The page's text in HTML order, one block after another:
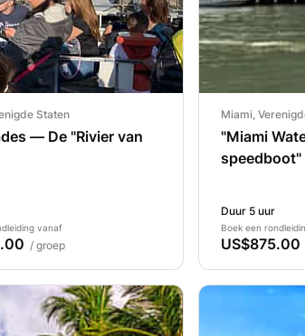
Staten
— De "Rivier van
vanaf
/ groep
Miami,
"Miami
speedboot"
Duur 5 uur
Boek een
US$875.00